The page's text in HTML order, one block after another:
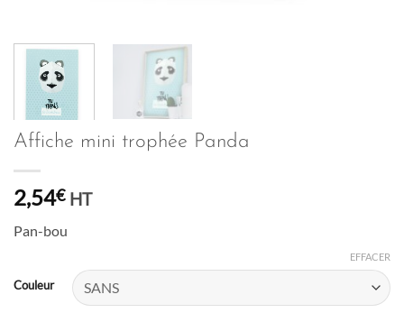
Affiche mini trophée Panda
2,54€ HT
Pan-bou
Couleur
EFFACER